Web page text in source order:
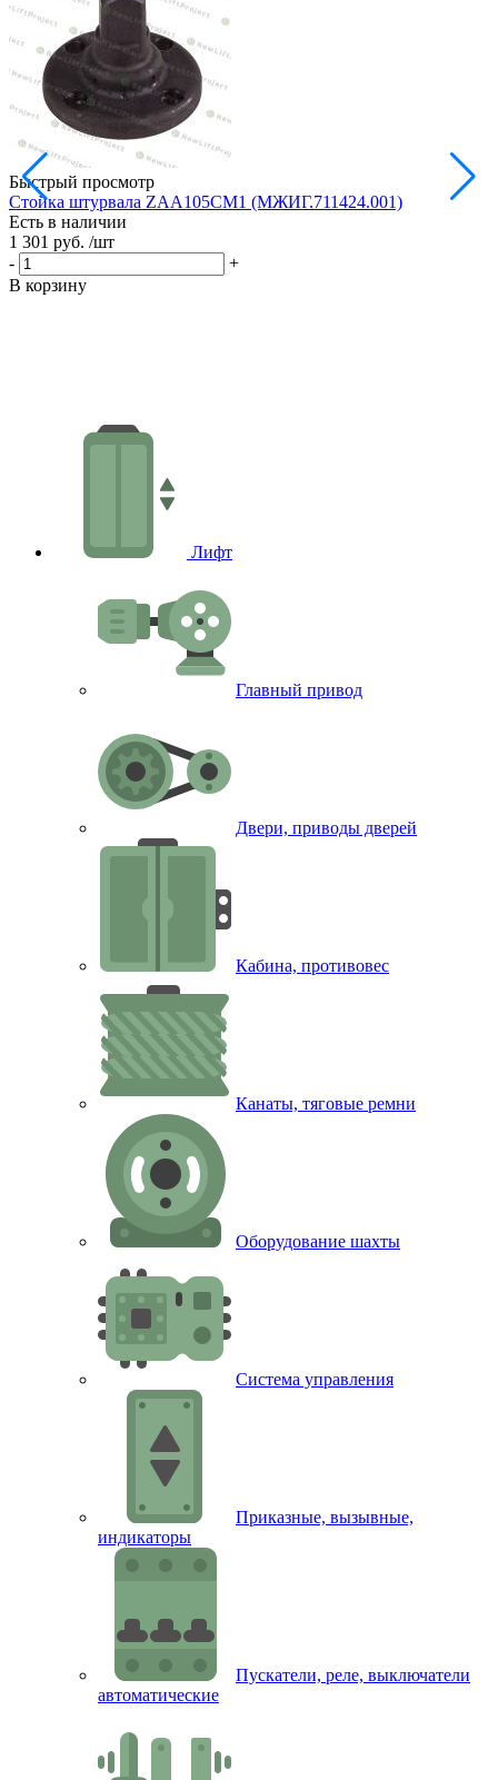
Быстрый просмотр
Стойка штурвала ZAA105CM1 (МЖИГ.711424.001)
Есть в наличии
1 301 руб. /шт
-
+
В корзину
Лифт
Главный привод
Двери, приводы дверей
Кабина, противовес
Канаты, тяговые ремни
Оборудование шахты
Система управления
Приказные, вызывные,
индикаторы
Пускатели, реле, выключатели
автоматические